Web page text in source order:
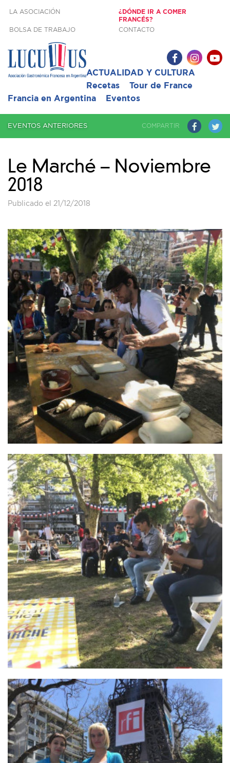
LA ASOCIACIÓN
¿DÓNDE IR A COMER
FRANCÉS?
BOLSA DE TRABAJO
CONTACTO
ACTUALIDAD Y CULTURA
Recetas
Tour de France
Francia en Argentina
Eventos
COMPARTIR
EVENTOS ANTERIORES
Le Marché – Noviembre
2018
Publicado el 21/12/2018